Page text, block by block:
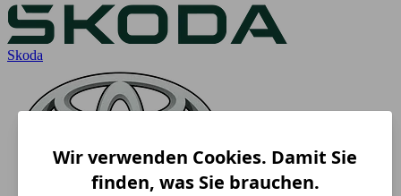
Skoda
Wir verwenden Cookies. Damit Sie
finden, was Sie brauchen.